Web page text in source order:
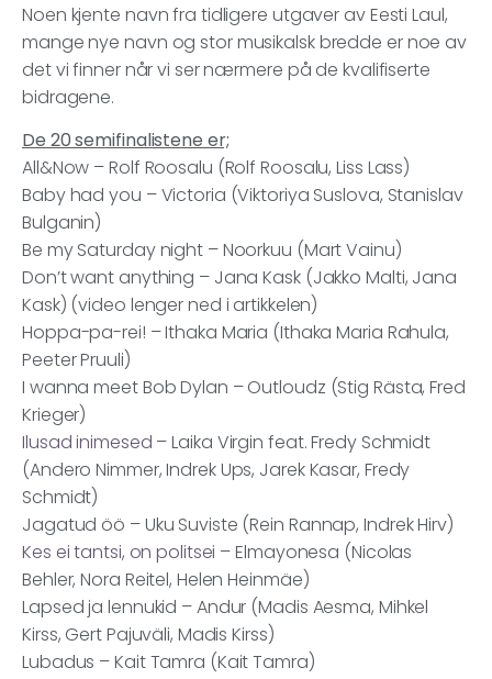
Noen kjente navn fra tidligere utgaver av Eesti Laul,
mange nye navn og stor musikalsk bredde er noe av
det vi finner når vi ser nærmere på de kvalifiserte
bidragene.
De 20 semifinalistene er;
All&Now – Rolf Roosalu (Rolf Roosalu, Liss Lass)
Baby had you – Victoria (Viktoriya Suslova, Stanislav
Bulganin)
Be my Saturday night – Noorkuu (Mart Vainu)
Don’t want anything – Jana Kask (Jakko Malti, Jana
Kask) (video lenger ned i artikkelen)
Hoppa-pa-rei! – Ithaka Maria (Ithaka Maria Rahula,
Peeter Pruuli)
I wanna meet Bob Dylan – Outloudz (Stig Rästa, Fred
Krieger)
Ilusad inimesed – Laika Virgin feat. Fredy Schmidt
(Andero Nimmer, Indrek Ups, Jarek Kasar, Fredy
Schmidt)
Jagatud öö – Uku Suviste (Rein Rannap, Indrek Hirv)
Kes ei tantsi, on politsei – Elmayonesa (Nicolas
Behler, Nora Reitel, Helen Heinmäe)
Lapsed ja lennukid – Andur (Madis Aesma, Mihkel
Kirss, Gert Pajuväli, Madis Kirss)
Lubadus – Kait Tamra (Kait Tamra)